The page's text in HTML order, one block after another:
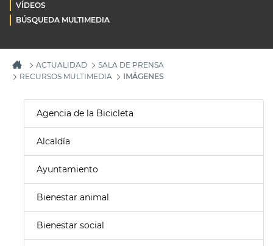
VÍDEOS
BÚSQUEDA MULTIMEDIA
ACTUALIDAD
SALA DE PRENSA
RECURSOS MULTIMEDIA
IMÁGENES
Agencia de la Bicicleta
Alcaldía
Ayuntamiento
Bienestar animal
Bienestar social